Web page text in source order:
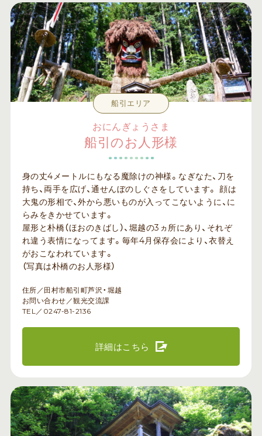
船引エリア
おにんぎょうさま
船引のお人形様
身の丈4メートルにもなる魔除けの神様。なぎなた、刀を
持ち、両手を広げ、通せんぼのしぐさをしています。 顔は
大鬼の形相で、外から悪いものが入ってこないように、に
らみをきかせています。
屋形と朴橋（ほおのきばし）、堀越の3ヵ所にあり、それぞ
れ違う表情になってます。毎年4月保存会により、衣替え
がおこなわれています。
（写真は朴橋のお人形様）
住所／田村市船引町芦沢・堀越
お問い合わせ／観光交流課
TEL／0247-81-2136
詳細はこちら